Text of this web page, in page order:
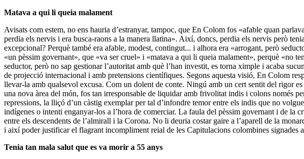
Matava a qui li queia malament
Avisats com estem, no ens hauria d’estranyar, tampoc, que En Colom fos «afable quan
perdia els nervis i era busca-raons a la manera llatina». Així, doncs, perdia els nervis però
excepcional? Perquè també era afable, modest, contingut... i alhora era «arrogant, però
«un pèssim governant», que «va ser cruel» i «matava a qui li queia malament», perquè «no
seductor, però no sap gestionar l’autoritat amb què l’han investit, es torna ximple i acaba
de projecció internacional i amb pretensions científiques. Segons aquesta visió, En Colom
llevar-la amb qualsevol excusa. Com un dolent de conte. Ningú amb un cert sentit del rigor
una nova àrea del món, fos tan irresponsable de liquidar amb frivolitat indis i colons només
repressions, la lliçó d’un càstig exemplar per tal d’infondre temor entre els indis que no
indígenes o intenti enganyar-los a l’hora de comerciar. La faula del pèssim governant i de la
entre els descendents de l’almirall i la Corona. No li deuria costar gaire a l’aparell de la
i així poder justificar el flagrant incompliment reial de les Capitulacions colombines signades
Tenia tan mala salut que es va morir a 55 anys